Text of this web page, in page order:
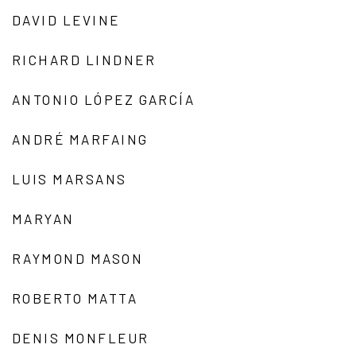
DAVID LEVINE
RICHARD LINDNER
ANTONIO LÓPEZ GARCÍA
ANDRÉ MARFAING
LUIS MARSANS
MARYAN
RAYMOND MASON
ROBERTO MATTA
DENIS MONFLEUR